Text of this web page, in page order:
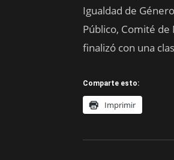
Igualdad de
Público, Comité
finalizó con una
Comparte esto:
Imprimir